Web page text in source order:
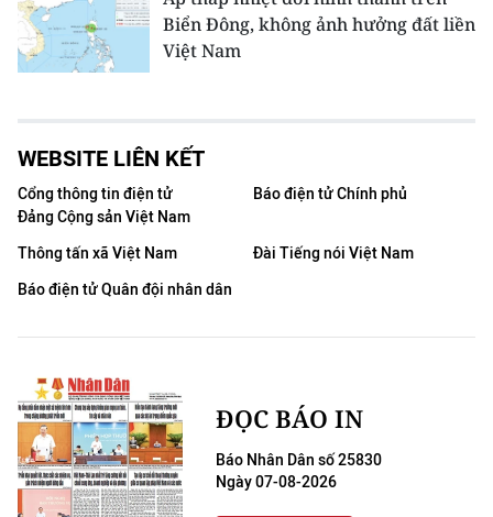
Biển Đông, không ảnh hưởng đất liền
Việt Nam
WEBSITE LIÊN KẾT
Cổng thông tin điện tử
Đảng Cộng sản Việt Nam
Báo điện tử Chính phủ
Thông tấn xã Việt Nam
Đài Tiếng nói Việt Nam
Báo điện tử Quân đội nhân dân
ĐỌC BÁO IN
Báo Nhân Dân số 25830
Ngày 07-08-2026